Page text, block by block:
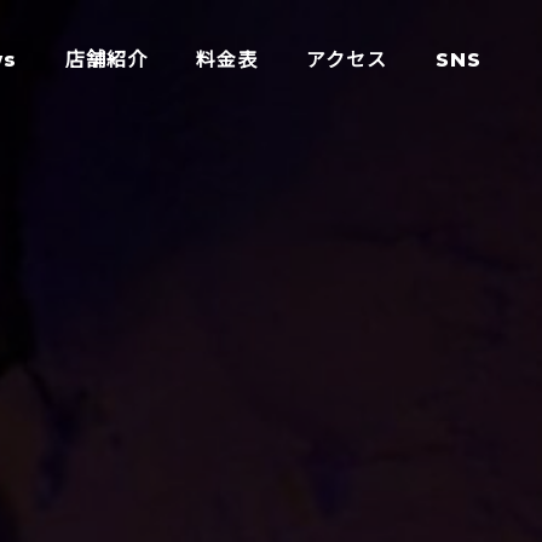
店舗紹介 料金表 アクセス SNS